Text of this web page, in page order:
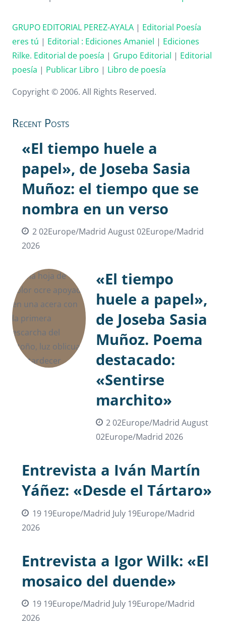
GRUPO EDITORIAL PEREZ-AYALA | Editorial Poesía
eres tú | Editorial : Ediciones Amaniel | Ediciones
Rilke. Editorial de poesía | Grupo Editorial | Editorial
poesía | Publicar Libro | Libro de poesía
Copyright © 2006. All Rights Reserved.
Recent Posts
«El tiempo huele a
papel», de Joseba Sasia
Muñoz: el tiempo que se
nombra en un verso
2 02Europe/Madrid August 02Europe/Madrid
2026
«El tiempo
huele a papel»,
de Joseba Sasia
Muñoz. Poema
destacado:
«Sentirse
marchito»
2 02Europe/Madrid August
02Europe/Madrid 2026
Entrevista a Iván Martín
Yáñez: «Desde el Tártaro»
19 19Europe/Madrid July 19Europe/Madrid
2026
Entrevista a Igor Wilk: «El
mosaico del duende»
19 19Europe/Madrid July 19Europe/Madrid
2026